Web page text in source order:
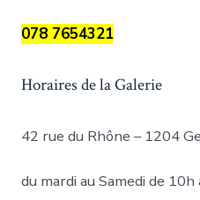
078 7654321
Horaires de la Galerie
42 rue du Rhône – 1204
du mardi au Samedi de